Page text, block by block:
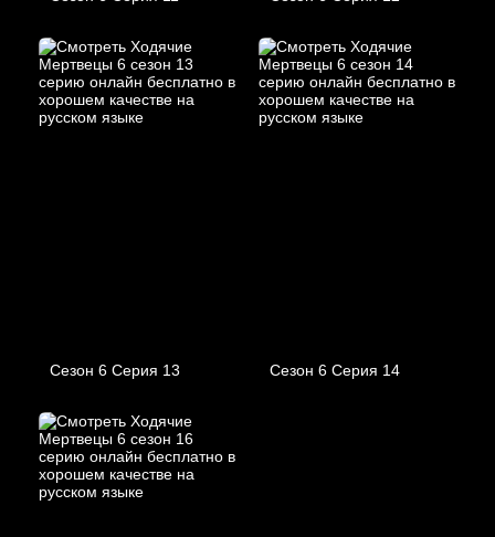
Сезон 6 Серия 13 Сезон 6 Серия 14